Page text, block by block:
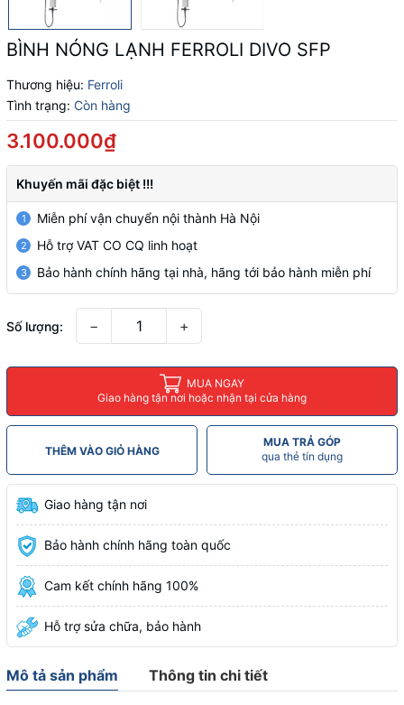
BÌNH NÓNG LẠNH FERROLI DIVO SFP
Thương hiệu: Ferroli
Tình trạng: Còn hàng
3.100.000₫
Khuyến mãi đặc biệt !!!
1 Miễn phí vận chuyển nội thành Hà Nội
2 Hỗ trợ VAT CO CQ linh hoạt
3 Bảo hành chính hãng tại nhà, hãng tới bảo hành miễn phí
Số lượng: − +
MUA NGAY
Giao hàng tận nơi hoặc nhận tại cửa hàng
THÊM VÀO GIỎ HÀNG
MUA TRẢ GÓP
qua thẻ tín dụng
Giao hàng tận nơi
Bảo hành chính hãng toàn quốc
Cam kết chính hãng 100%
Hỗ trợ sửa chữa, bảo hành
Mô tả sản phẩm Thông tin chi tiết